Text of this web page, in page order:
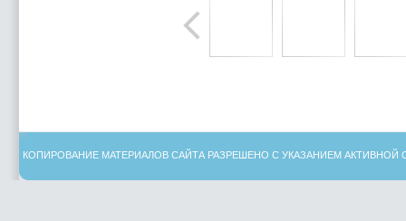
КОПИРОВАНИЕ МАТЕРИАЛОВ САЙТА РАЗРЕШЕНО С УКАЗАНИЕМ АКТИВНОЙ